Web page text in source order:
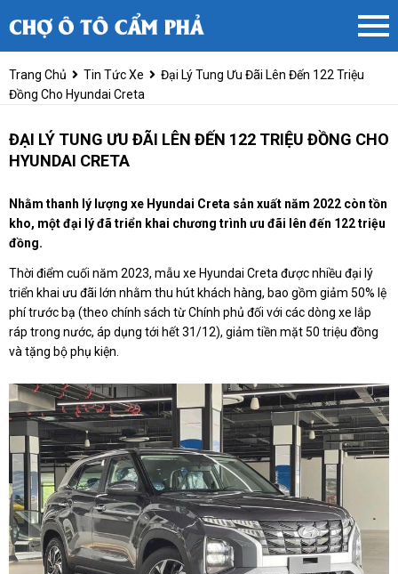
Trang Chủ Tin Tức Xe
Đại Lý Tung Ưu Đãi Lên Đến 122 Triệu
Đồng Cho Hyundai Creta
ĐẠI LÝ TUNG ƯU ĐÃI LÊN ĐẾN 122 TRIỆU ĐỒNG CHO
HYUNDAI CRETA
Nhằm thanh lý lượng xe Hyundai Creta sản xuất năm 2022 còn tồn
kho, một đại lý đã triển khai chương trình ưu đãi lên đến 122 triệu
đồng.
Thời điểm cuối năm 2023, mẫu xe Hyundai Creta được nhiều đại lý
triển khai ưu đãi lớn nhằm thu hút khách hàng, bao gồm giảm 50% lệ
phí trước bạ (theo chính sách từ Chính phủ đối với các dòng xe lắp
ráp trong nước, áp dụng tới hết 31/12), giảm tiền mặt 50 triệu đồng
và tặng bộ phụ kiện.